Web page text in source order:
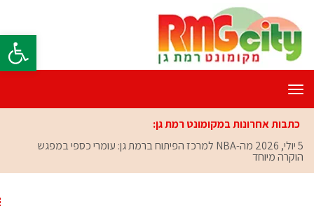
פתח
תפריט
כתבות אחרונות במקומונט רמת גן:
5 יולי, 2026
מה-NBA למרכז הפיתוח ברמת גן: עומרי כספי במפגש
הוקרה מיוחד